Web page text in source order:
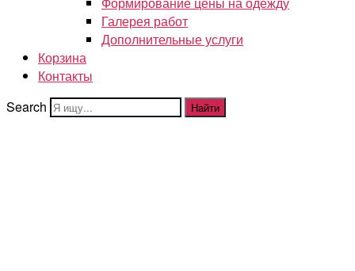
Галерея работ
Дополнительные услуги
Корзина
Контакты
Search
Найти